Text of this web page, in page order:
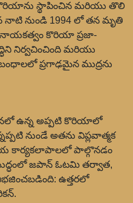
కొరియాను స్థాపించిన మరియు తొలి
నాటి నుండి 1994 లో తన మృతి
నాయకత్వం కొరియా ప్రజా-
నిర్వచించింది మరియు
ప్రగాఢమైన ముద్రను
ఉన్న అప్పటి కొరియాలో
నుండే అతను విప్లవాత్మక
కార్యకలాపాలలో పాల్గొనడం
జపాన్ ఓటమి తర్వాత,
ఉత్తరలో